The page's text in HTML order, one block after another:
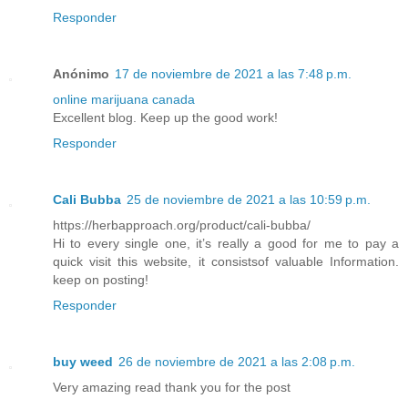
Responder
Anónimo 17 de noviembre de 2021 a las 7:48 p.m.
online marijuana canada
Excellent blog. Keep up the good work!
Responder
Cali Bubba 25 de noviembre de 2021 a las 10:59 p.m.
https://herbapproach.org/product/cali-bubba/
Hi to every single one, it’s really a good for me to pay a
quick visit this website, it consistsof valuable Information.
keep on posting!
Responder
buy weed 26 de noviembre de 2021 a las 2:08 p.m.
Very amazing read thank you for the post